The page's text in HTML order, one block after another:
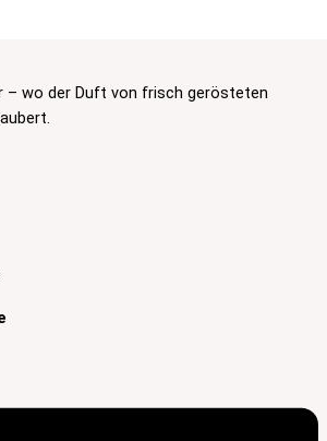
– wo der Duft von frisch gerösteten